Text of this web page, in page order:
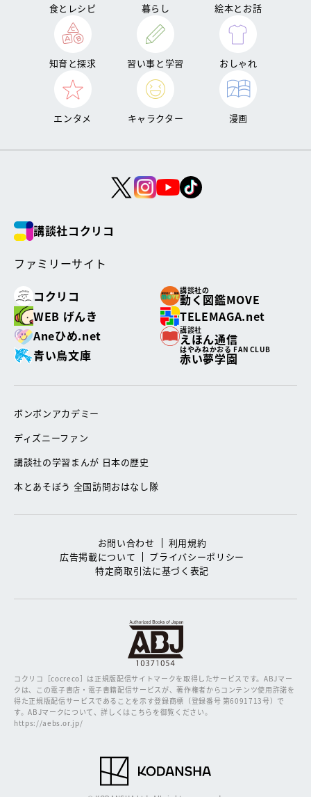
食とレシピ 暮らし 絵本とお話
知育と探求 習い事と学習 おしゃれ
エンタメ キャラクター 漫画
講談社コクリコ
ファミリーサイト
コクリコ
講談社の
動く図鑑MOVE
WEB げんき
TELEMAGA.net
Aneひめ.net
講談社
えほん通信
青い鳥文庫
はやみねかおる FAN CLUB
赤い夢学園
ボンボンアカデミー
ディズニーファン
講談社の学習まんが 日本の歴史
本とあそぼう 全国訪問おはなし隊
お問い合わせ
利用規約
広告掲載について
プライバシーポリシー
特定商取引法に基づく表記
コクリコ［cocreco］は正規版配信サイトマークを取得したサービスです。ABJマー
クは、この電子書店・電子書籍配信サービスが、著作権者からコンテンツ使用許諾を
得た正規版配信サービスであることを示す登録商標（登録番号 第6091713号）で
す。ABJマークについて、詳しくはこちらを御覧ください。
https://aebs.or.jp/